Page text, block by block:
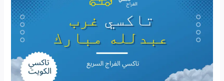
غرب
عبدالله
مبارك:
الأمثل
لتنقلاتك